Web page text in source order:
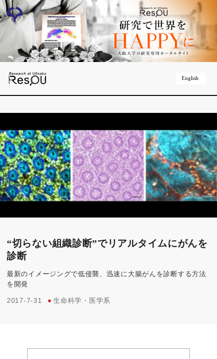
English
“切らない組織診断”でリアルタイムにがんを
診断
最新のイメージングで低侵襲、迅速に大腸がんを診断する方法
を開発
2017-7-31 ● 生命科学・医学系